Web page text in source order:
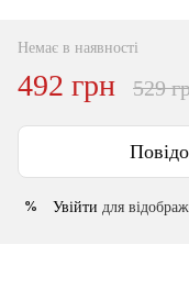
Немає в наявності
492 грн 529
% Увійти для